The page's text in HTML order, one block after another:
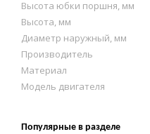
Высота юбки поршня, мм
Высота, мм
Диаметр наружный, мм
Производитель
Материал
Модель двигателя
Популярные в разделе